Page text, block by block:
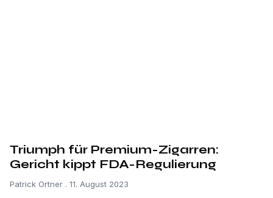
Triumph für Premium-Zigarren:
Gericht kippt FDA-Regulierung
Patrick Ortner 11. August 2023